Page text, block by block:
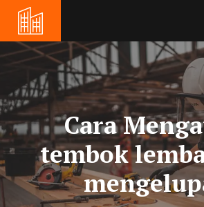
content
Cara
tembok